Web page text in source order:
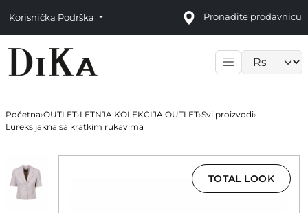
Korisnička Podrška Pronađite prodavnicu
Početna›OUTLET›LETNJA KOLEKCIJA OUTLET›Svi proizvodi›
Lureks jakna sa kratkim rukavima
TOTAL LOOK